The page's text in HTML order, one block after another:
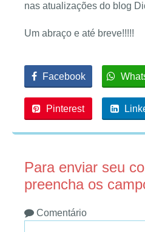
nas atualizações do blog
Um abraço e até breve!!!!!
Facebook
Pinterest
Para enviar seu
preencha os
Comentário